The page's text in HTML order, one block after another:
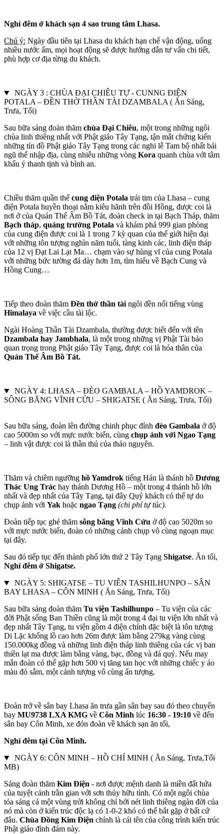
Nghỉ đêm ở khách sạn 4 sao trung tâm Lhasa.
Chú ý: Ngày đầu tiên tại Lhasa du khách hạn chế vận động, uống
nhiều nước ấm, mọi hoạt động sẽ được hướng dẫn tư vấn chi tiết,
phù hợp cơ địa từng du khách.
NGÀY 3 : CHÙA ĐẠI CHIÊU TỰ - CUNNG ĐIỆN
POTALA – ĐỀN THỜ THẦN TÀI DZAMBALA ( Ăn Sáng,
Trưa, Tối)
Sau bữa sáng đoàn thăm chùa Đại Chiêu, một trong những ngôi
chùa linh thiêng nhất với Phật giáo Tây Tạng, tận mắt chứng kiến
những tín đồ Phật giáo Tây Tạng trong các nghi lễ Tam bộ nhất bái
ngũ thể nhập địa, cùng nhiễu những vòng Kora quanh chùa với tâm
khẩu ý thanh tịnh và bình an.
Chiều thăm quần thể cung điện Potala trái tim của Lhasa – cung
điện Potala huyền thoại nằm kiêu hãnh trên đồi Hồng, được coi là
nơi ở của Quán Thế Âm Bồ Tát, đoàn check in tại Bạch Tháp, thăm
Bạch tháp, quảng trường Potala và khám phá 999 gian phòng
của cung điện được coi là 1 trong 7 kỳ quan của thế giới hiện đại
với những tôn tượng nghìn năm tuổi, tàng kinh các, linh điện tháp
của 12 vị Đạt Lai Lạt Ma… chạm vào sự hùng vĩ của cung Potala
với những bức tường đá dày hơn 1m, tìm hiểu về Bạch Cung và
Hồng Cung…
Tiếp theo đoàn thăm Đền thờ thần tàingôi đền nổi tiếng vùng
Himalaya về việc cầu tài lộc.
Ngài Hoàng Thần Tài Dzambala, thường được biết đến với tên
Dzambala hay Jambhala, là một trong những vị Phật Tài bảo
quan trọng trong Phật giáo Tây Tạng, được coi là hóa thân của
Quán Thế Âm Bồ Tát.
NGÀY 4: LHASA – ĐÈO GAMBALA – HỒ YAMDROK –
SÔNG BĂNG VĨNH CỬU – SHIGATSE ( Ăn Sáng, Trưa, Tối)
Sau bữa sáng, đoàn lên đường chinh phục đỉnh đèo Gambala ở độ
cao 5000m so với mực nước biển, cùng chụp ảnh với Ngao Tạng
– linh vật được coi là thần thú của thảo nguyên.
Thăm và chiêm ngưỡng hồ Yamdrok tiếng Hán là thánh hồ Dương
Thác Ung Trác hay thánh Dương Hồ – một trong 4 thánh hồ lớn
nhất và đẹp nhất của Tây Tạng, tại đây Quý khách có thể tự do
chụp ảnh với Yak hoặc ngao Tạng (chi phí tự túc).
Đoàn tiếp tục ghé thăm sông băng Vĩnh Cửu ở độ cao 5020m so
với mực nước biển, đoàn có những cảnh chụp vô cùng ngoạn mục
tại đây.
Sau đó tiếp tục đến thành phố lớn thứ 2 Tây Tạng Shigatse. Ăn tối,
Nghỉ đêm ở Shigatse.
NGÀY 5: SHIGATSE – TU VIÊN TASHILHUNPO – SÂN
BAY LHASA – CÔN MINH ( Ăn Sáng, Trưa, Tối)
Sau bữa sáng đoàn thăm Tu viện Tashilhunpo – Tu viện của các
đời Phật sống Ban Thiền cũng là một trong 4 đại tu viện lớn nhất và
đẹp nhất Tây Tạng, tu viện gồm 4 điện chính đặc biệt là tôn tượng
Di Lặc khổng lồ cao hơn 26m được làm bằng 279kg vàng cùng
150.000kg đồng và những linh điện tháp linh thiêng của các vị ban
thiền lạt ma được làm bằng vàng, bạc, đồng và đá quý. Nếu may
mắn đoàn có thể gặp hơn 500 vị tăng tan học với những chiếc y áo
màu đỏ sẫm, một cảnh tượng vô cùng ấn tượng.
Đoàn trở về sân bay Lhasa ăn trưa gần sân bay sau đó theo chuyến
bay MU9738 LXA KMG về Côn Minh lúc 16:30 - 19:10 về đến
sân bay Côn Minh, xe đón đoàn về khách sạn ăn tối,
Nghỉ đêm tại Côn Minh.
NGÀY 6: CÔN MINH – HỒ CHÍ MINH ( Ăn Sáng, Trưa,Tối
MB)
Sáng đoàn thăm Kim Điện - nơi được mệnh danh là miền đất hứa
của tuyệt cảnh trần gian với sơn thủy hữu tình. Có một ngôi chùa
tỏa sáng cả một vùng trời không chỉ bởi nét linh thiêng ngàn đời của
nó mà còn ở kiến trúc độc lạ có 1-0-2 khó có thể bắt gặp ở bất cứ
đâu. Chùa Đồng Kim Điện chính là cái tên của công trình kiến trúc
Phật giáo đình đám này.